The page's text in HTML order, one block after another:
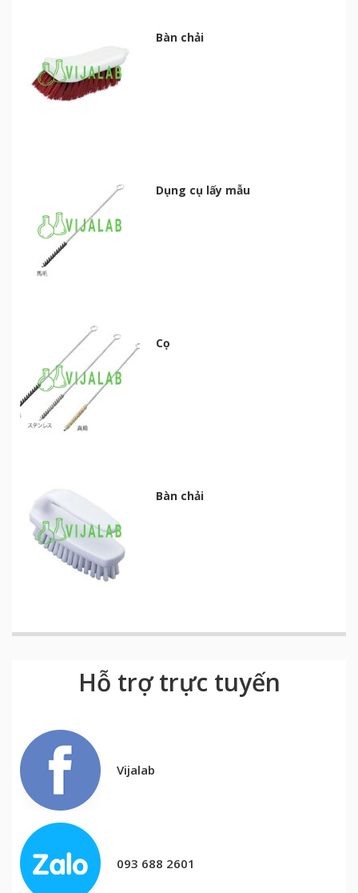
Bàn chải
Dụng cụ lấy mẫu
Cọ
Bàn chải
Hỗ trợ trực tuyến
Vijalab
093 688 2601